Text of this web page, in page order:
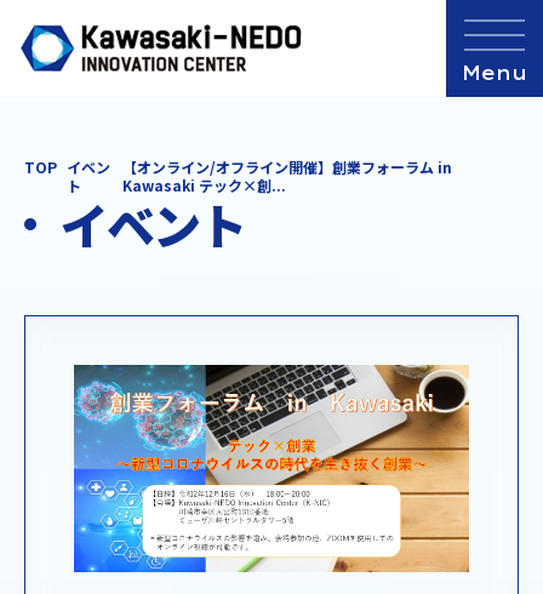
TOP イベン
ト
【オンライン/オフライン開催】創業フォーラム in
Kawasaki テック×創...
イベント